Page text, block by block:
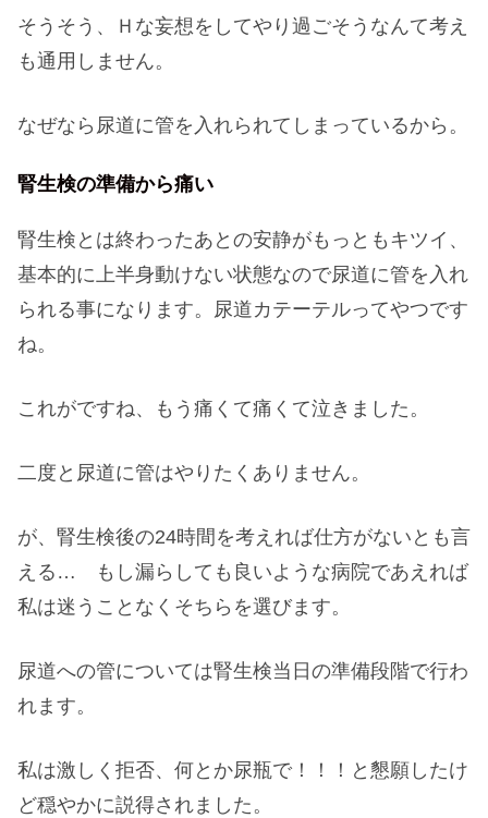
そうそう、Ｈな妄想をしてやり過ごそうなんて考え
も通用しません。
なぜなら尿道に管を入れられてしまっているから。
腎生検の準備から痛い
腎生検とは終わったあとの安静がもっともキツイ、
基本的に上半身動けない状態なので尿道に管を入れ
られる事になります。尿道カテーテルってやつです
ね。
これがですね、もう痛くて痛くて泣きました。
二度と尿道に管はやりたくありません。
が、腎生検後の24時間を考えれば仕方がないとも言
える… もし漏らしても良いような病院であえれば
私は迷うことなくそちらを選びます。
尿道への管については腎生検当日の準備段階で行わ
れます。
私は激しく拒否、何とか尿瓶で！！！と懇願したけ
ど穏やかに説得されました。